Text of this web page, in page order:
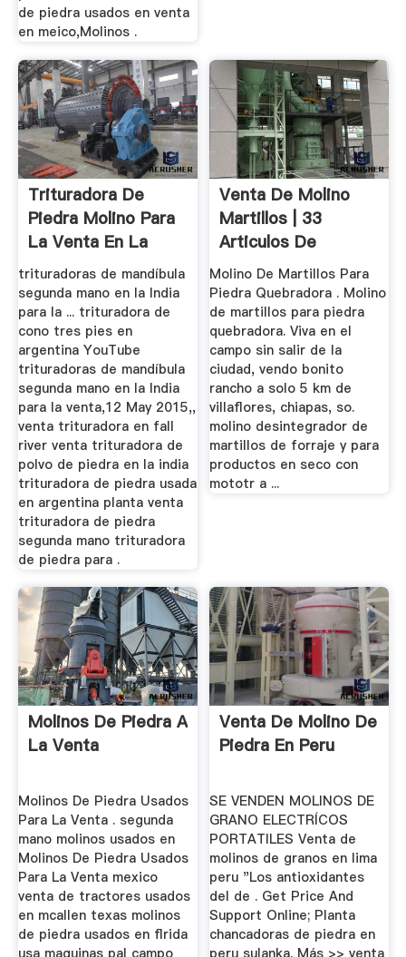
de piedra usados en venta
en meico,Molinos .
Trituradora De
Piedra Molino Para
La Venta En La
India
trituradoras de mandíbula
segunda mano en la India
para la ... trituradora de
cono tres pies en
argentina YouTube
trituradoras de mandíbula
segunda mano en la India
para la venta,12 May 2015,,
venta trituradora en fall
river venta trituradora de
polvo de piedra en la india
trituradora de piedra usada
en argentina planta venta
trituradora de piedra
segunda mano trituradora
de piedra para .
Venta De Molino
Martillos | 33
Articulos De
Segunda Mano
Molino De Martillos Para
Piedra Quebradora . Molino
de martillos para piedra
quebradora. Viva en el
campo sin salir de la
ciudad, vendo bonito
rancho a solo 5 km de
villaflores, chiapas, so.
molino desintegrador de
martillos de forraje y para
productos en seco con
mototr a ...
Molinos De Piedra A
La Venta
Molinos De Piedra Usados
Para La Venta . segunda
mano molinos usados en
Molinos De Piedra Usados
Para La Venta mexico
venta de tractores usados
en mcallen texas molinos
de piedra usados en flrida
usa maquinas pal campo
Venta De Molino De
Piedra En Peru
SE VENDEN MOLINOS DE
GRANO ELECTRÍCOS
PORTATILES Venta de
molinos de granos en lima
peru "Los antioxidantes
del de . Get Price And
Support Online; Planta
chancadoras de piedra en
peru sulanka. Más >> venta